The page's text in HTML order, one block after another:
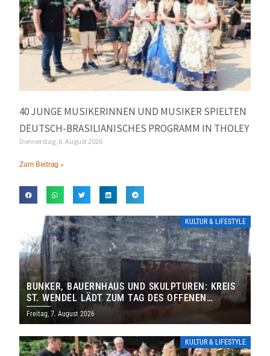
40 JUNGE MUSIKERINNEN UND MUSIKER SPIELTEN
DEUTSCH-BRASILIANISCHES PROGRAMM IN THOLEY
Donnerstag, 6. August 2026
Zum Beitrag »
KULTUR & LIFESTYLE
BUNKER, BAUERNHAUS UND SKULPTUREN: KREIS
ST. WENDEL LÄDT ZUM TAG DES OFFENEN
DENKMALS EIN
Freitag, 7. August 2026
KULTUR & LIFESTYLE